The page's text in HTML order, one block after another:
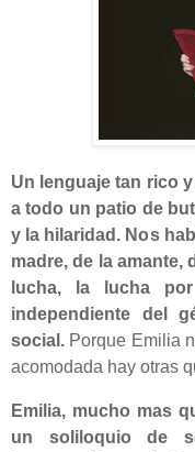
Un lenguaje tan rico
a todo un patio de
y la hilaridad. Nos
madre, de la
lucha, la lucha
independiente del
social. Porque Emilia
acomodada hay otras
Emilia, mucho mas
un soliloquio de